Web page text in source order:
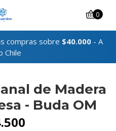
compras sobre $40.000- A
Chile
0
de Madera
- Buda OM